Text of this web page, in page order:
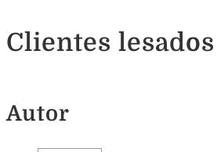
Clientes
Autor